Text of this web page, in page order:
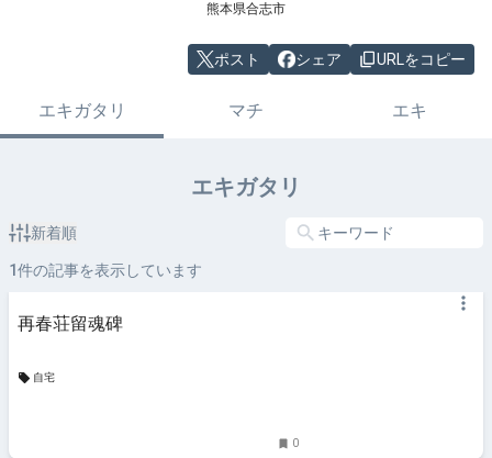
熊本県合志市
ポスト シェア URLをコピー
エキガタリ マチ エキ
エキガタリ
新着順
1件の記事を表示しています
再春荘留魂碑
自宅
0